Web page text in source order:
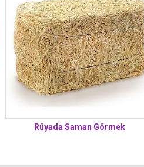
Rüyada Saman Görmek